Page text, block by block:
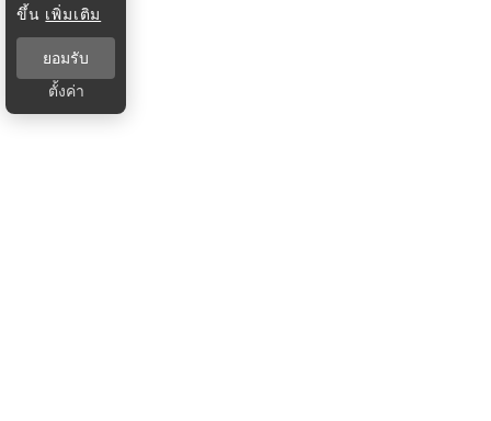
ขึ้น เพิ่มเติม
ยอมรับ
ตั้งค่า